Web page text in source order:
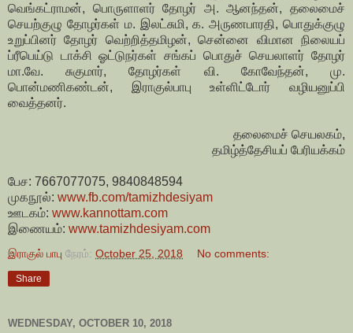
வெங்கட்ராமன், பொருளாளர் தோழர் அ. ஆனந்தன், தலைமைச்
செயற்குழு தோழர்கள் ம. இலட்சுமி, க. அருணபாரதி, பொதுக்குழு
உறுப்பினர் தோழர் வெற்றித்தமிழன், சென்னை விமான நிலையப்
ப்ரீபெய்டு டாக்சி ஓட்டுநர்கள் சங்கப் பொதுச் செயலாளர் தோழர்
மா.வே. சுகுமார், தோழர்கள் வி. கோவேந்தன், மு.
பொன்மணிகண்டன், இராகுல்பாபு உள்ளிட்டோர் வழியனுப்பி
வைத்தனர்.
தலைமைச் செயலகம்,
தமிழ்த்தேசியப் பேரியக்கம்
பேச: 7667077075, 9840848594
முகநூல்: www.fb.com/tamizhdesiyam
ஊடகம்: www.kannottam.com
இணையம்: www.tamizhdesiyam.com
இராகுல் பாபு நேரம்: October 25, 2018 No comments:
Share
WEDNESDAY, OCTOBER 10, 2018